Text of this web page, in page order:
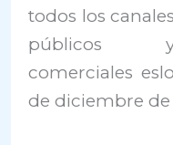
todos los canales
públicos
comerciales
de diciembre de